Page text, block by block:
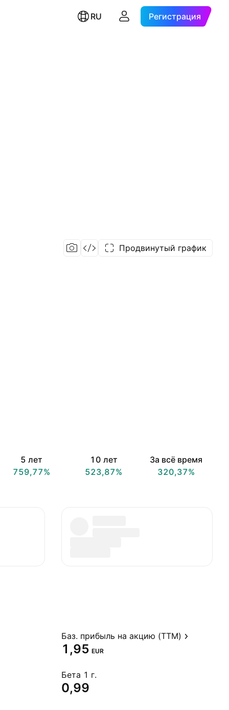
RU Регистрация
Продвинутый график
5 лет
759,77%
10 лет
523,87%
За всё время
320,37%
Баз. прибыль на акцию (TTM)
1,95 EUR
Бета 1 г.
0,99